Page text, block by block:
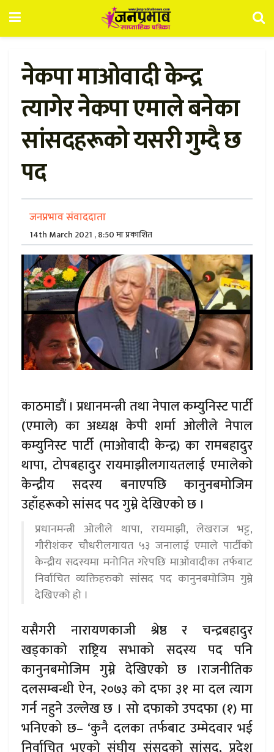
नेकपा माओवादी केन्द्र
त्यागेर नेकपा एमाले बनेका
सांसदहरूको यसरी गुम्दै छ
पद
जनप्रभाव संवाददाता
14th March 2021 , 8:50 मा प्रकाशित
काठमाडौं । प्रधानमन्त्री तथा नेपाल कम्युनिस्ट पार्टी
(एमाले) का अध्यक्ष केपी शर्मा ओलीले नेपाल
कम्युनिस्ट पार्टी (माओवादी केन्द्र) का रामबहादुर
थापा, टोपबहादुर रायमाझीलगायतलाई एमालेको
केन्द्रीय सदस्य बनाएपछि कानुनबमोजिम
उहाँहरूको सांसद पद गुम्ने देखिएको छ ।
प्रधानमन्त्री ओलीले थापा, रायमाझी, लेखराज भट्ट,
गौरीशंकर चौधरीलगायत ५३ जनालाई एमाले पार्टीको
केन्द्रीय सदस्यमा मनोनित गरेपछि माओवादीका तर्फबाट
निर्वाचित व्यक्तिहरुको सांसद पद कानुनबमोजिम गुम्ने
देखिएको हो ।
यसैगरी नारायणकाजी श्रेष्ठ र चन्द्रबहादुर
खड्काको राष्ट्रिय सभाको सदस्य पद पनि
कानुनबमोजिम गुम्ने देखिएको छ ।राजनीतिक
दलसम्बन्धी ऐन, २०७३ को दफा ३१ मा दल त्याग
गर्न नहुने उल्लेख छ । सो दफाको उपदफा (१) मा
भनिएको छ– ‘कुनै दलका तर्फबाट उम्मेदवार भई